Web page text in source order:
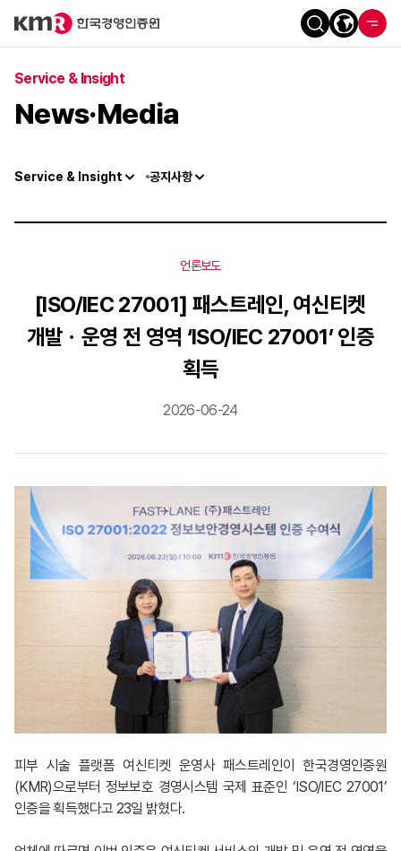
Service & Insight
News·Media
Service & Insight 공지사항
언론보도
[ISO/IEC 27001] 패스트레인, 여신티켓
개발ㆍ운영 전 영역 ‘ISO/IEC 27001’ 인증
획득
2026-06-24
피부 시술 플랫폼 여신티켓 운영사 패스트레인이 한국경영인증원
(KMR)으로부터 정보보호 경영시스템 국제 표준인 ‘ISO/IEC 27001’
인증을 획득했다고 23일 밝혔다.